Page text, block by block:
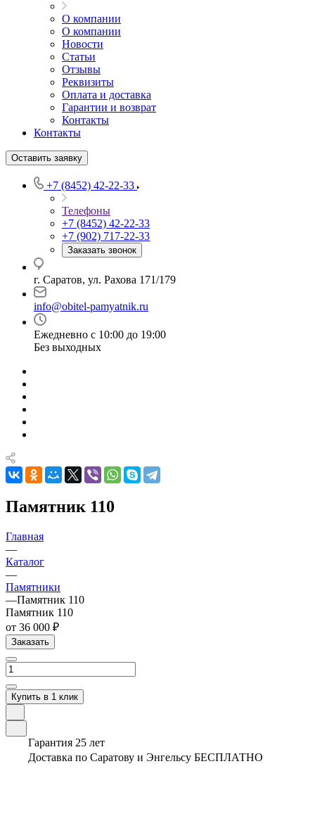
О компании
О компании
Новости
Статьи
Отзывы
Реквизиты
Оплата и доставка
Гарантии и возврат
Контакты
Контакты
Оставить заявку
+7 (8452) 42-22-33
Телефоны
+7 (8452) 42-22-33
+7 (902) 717-22-33
Заказать звонок
г. Саратов, ул. Рахова 171/179
info@obitel-pamyatnik.ru
Ежедневно с 10:00 до 19:00
Без выходных
Памятник 110
Главная
—
Каталог
—
Памятники
—Памятник 110
Памятник 110
от 36 000 ₽
Заказать
Купить в 1 клик
Гарантия 25 лет
Доставка по Саратову и Энгельсу БЕСПЛАТНО